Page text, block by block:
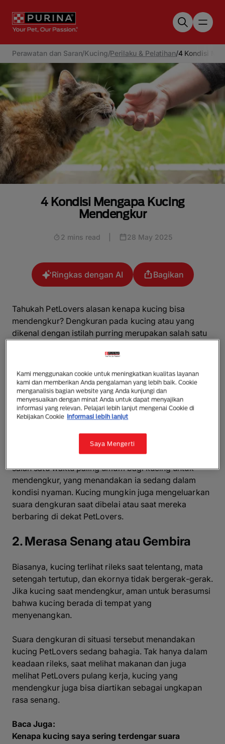
Perawatan dan Saran/Kucing/Perilaku & Pelatihan/4 Kondisi
4 Kondisi Mengapa Kucing
Mendengkur
2 mins read 28 May 2025
Ringkas dengan AI Bagikan
Tahukah PetLovers alasan kenapa kucing bisa
mendengkur? Dengkuran pada kucing atau yang
dikenal dengan istilah purring merupakan salah satu
supaya PetLovers tidak salah mengerti, yuk, kenali
apa saja yang umumnya dikomunikasikan kucing
melalui dengkurannya.
1. Mengekspresikan Rasa Nyaman
PetLovers mungkin sudah terbiasa dengan kucing
mendengkur saat mereka sedang duduk di karpet
atau berbaring di tempat tidurnya. Kondisi ini adalah
salah satu waktu paling umum bagi kucing untuk
mendengkur, yang menandakan ia sedang dalam
kondisi nyaman. Kucing mungkin juga mengeluarkan
suara dengkuran saat dibelai atau saat mereka
berbaring di dekat PetLovers.
2. Merasa Senang atau Gembira
Biasanya, kucing terlihat rileks saat telentang, mata
setengah tertutup, dan ekornya tidak bergerak-gerak.
Jika kucing saat mendengkur, aman untuk berasumsi
bahwa kucing berada di tempat yang
menyenangkan.
Suara dengkuran di situasi tersebut menandakan
kucing PetLovers sedang bahagia. Tak hanya dalam
keadaan rileks, saat melihat makanan dan juga
melihat PetLovers pulang kerja, kucing yang
mendengkur juga bisa diartikan sebagai ungkapan
rasa senang.
Baca Juga:
Kenapa kucing saya sering terdengar suara
Kami menggunakan cookie untuk meningkatkan kualitas layanan
kami dan memberikan Anda pengalaman yang lebih baik. Cookie
menganalisis bagian website yang Anda kunjungi dan
menyesuaikan dengan minat Anda untuk dapat menyajikan
informasi yang relevan. Pelajari lebih lanjut mengenai Cookie di
Kebijakan Cookie Informasi lebih lanjut
Saya Mengerti